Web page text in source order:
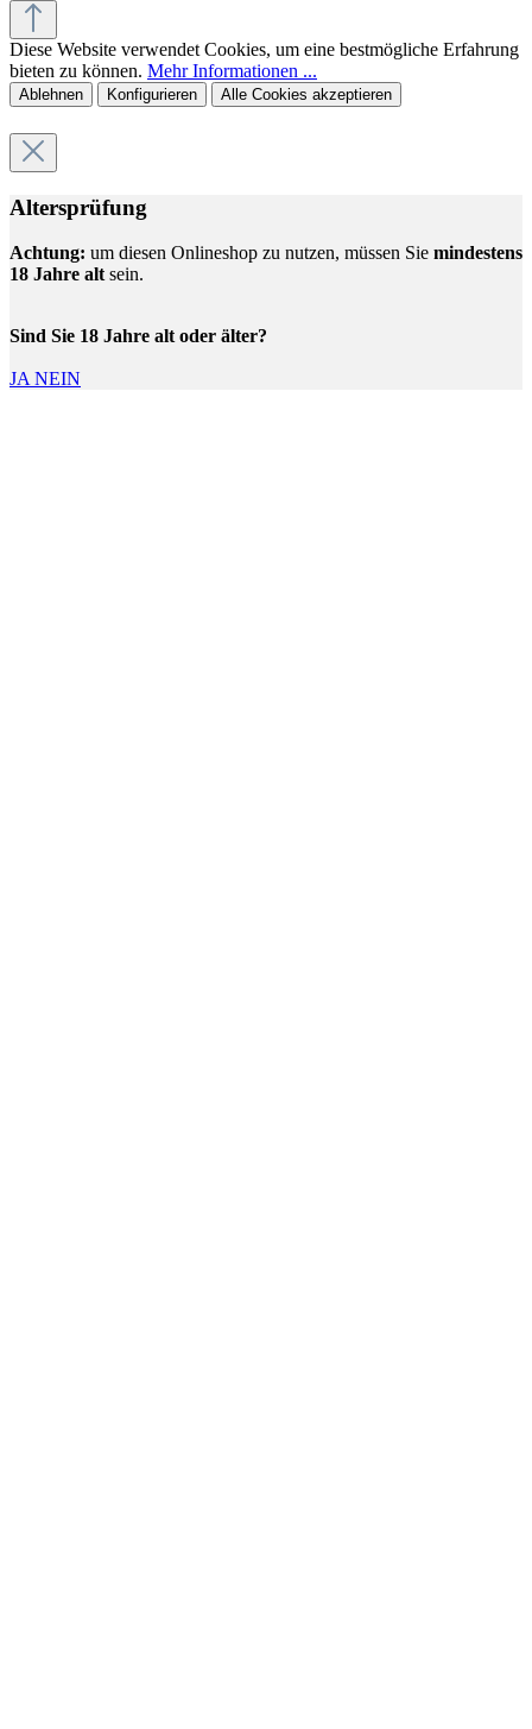
Diese Website verwendet Cookies, um eine bestmögliche Erfahrung
bieten zu können. Mehr Informationen ...
Ablehnen Konfigurieren Alle Cookies akzeptieren
Altersprüfung
Achtung: um diesen Onlineshop zu nutzen, müssen Sie mindestens
18 Jahre alt sein.
Sind Sie 18 Jahre alt oder älter?
JA NEIN